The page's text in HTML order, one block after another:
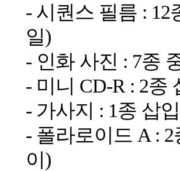
- 시퀀스 필름 :
일)
- 인화 사진 : 7종
- 미니 CD-R : 2종
- 가사지 : 1종 삽
- 폴라로이드 A :
이)